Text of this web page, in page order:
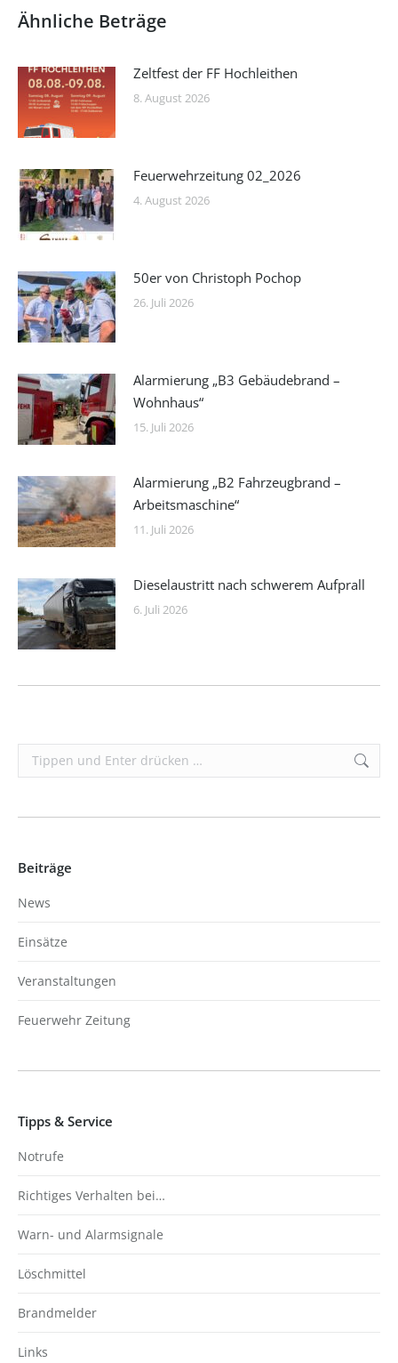
Ähnliche Beträge
Zeltfest der FF Hochleithen
8. August 2026
Feuerwehrzeitung 02_2026
4. August 2026
50er von Christoph Pochop
26. Juli 2026
Alarmierung „B3 Gebäudebrand –
Wohnhaus“
15. Juli 2026
Alarmierung „B2 Fahrzeugbrand –
Arbeitsmaschine“
11. Juli 2026
Dieselaustritt nach schwerem Aufprall
6. Juli 2026
Search:
Beiträge
News
Einsätze
Veranstaltungen
Feuerwehr Zeitung
Tipps & Service
Notrufe
Richtiges Verhalten bei…
Warn- und Alarmsignale
Löschmittel
Brandmelder
Links